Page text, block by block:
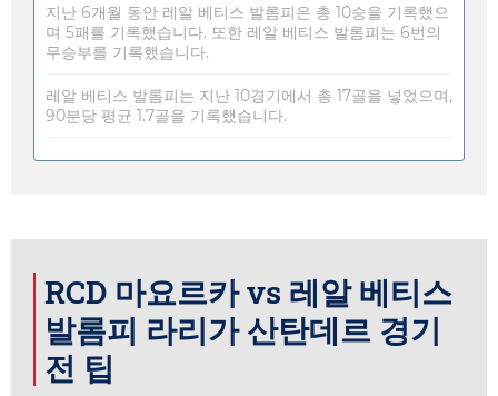
지난 6개월 동안 레알 베티스 발롬피은 총 10승을 기록했으
며 5패를 기록했습니다. 또한 레알 베티스 발롬피는 6번의
무승부를 기록했습니다.
레알 베티스 발롬피는 지난 10경기에서 총 17골을 넣었으며,
90분당 평균 1.7골을 기록했습니다.
RCD 마요르카 vs 레알 베티스
발롬피 라리가 산탄데르 경기
전 팁